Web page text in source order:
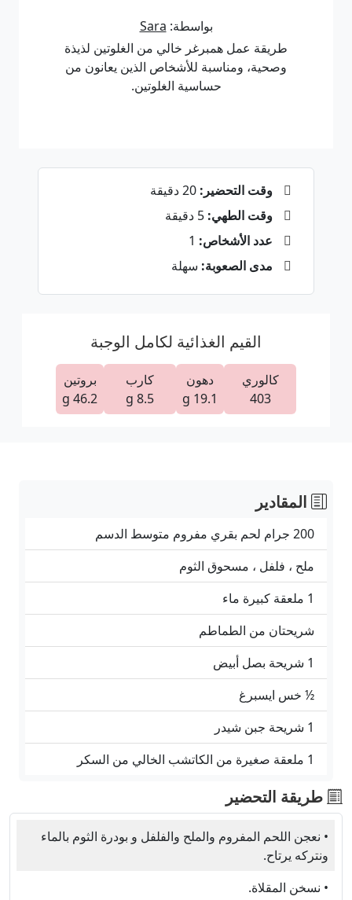
بواسطة: Sara
طريقة عمل همبرغر خالي من الغلوتين لذيذة
وصحية، ومناسبة للأشخاص الذين يعانون من
حساسية الغلوتين.
وقت التحضير:
وقت الطهي:
عدد الأشخاص:
مدى الصعوبة: سهلة
القيم الغذائية لكامل الوجبة
كالوري
403
دهون
19.1 g
كارب
8.5 g
بروتين
46.2 g
المقادير
200 جرام لحم بقري مفروم متوسط ​​الدسم
ملح ، فلفل ، مسحوق الثوم
1 ملعقة كبيرة ماء
شريحتان من الطماطم
1 شريحة بصل أبيض
½ خس ايسبرغ
1 شريحة جبن شيدر
1 ملعقة صغيرة من الكاتشب الخالي من السكر
طريقة التحضير
• نعجن اللحم المفروم والملح والفلفل و بودرة الثوم بالماء
ونتركه يرتاح.
• نسخن المقلاة.